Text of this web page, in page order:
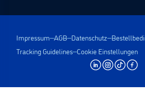
Impressum AGB Datenschutz
Tracking Guidelines Cookie Einstellungen